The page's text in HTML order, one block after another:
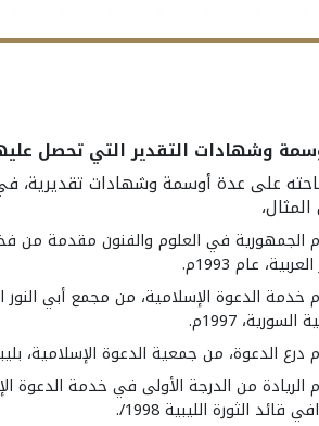
وشهادات التقدير التي تحصل
على عدة أوسمة وشهادات تقديرية، في
الجمهورية في العلوم والفنون مقدمة من
عام 1993م.
خدمة الدعوة الإسلامية، من مجمع أبي
السورية، 1997م.
الدعوة، من جمعية الدعوة الإسلامية، بليبيا،
الريادة من الدرجة الأولى في خدمة الدعوة
قائد الثورة الليبية 1998/.